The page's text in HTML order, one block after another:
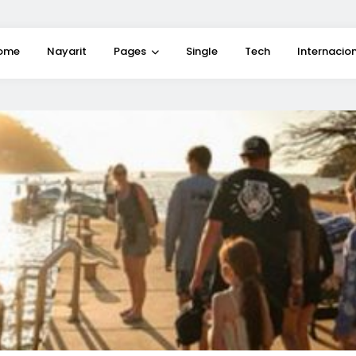
Nayarit Pages Single Tech